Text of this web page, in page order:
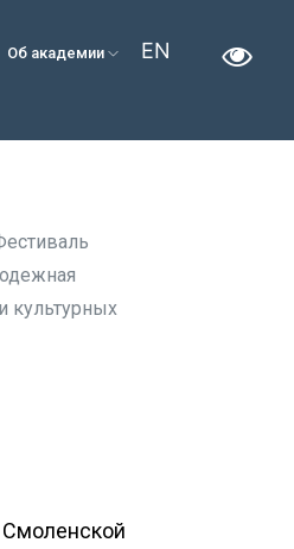
Об академии EN
культурных